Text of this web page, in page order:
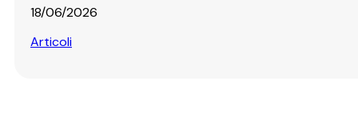
18/06/2026
Articoli